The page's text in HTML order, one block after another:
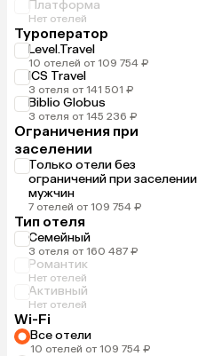
Платформа
Нет отелей
Туроператор
Level.Travel
10 отелей от 109 754 ₽
ICS Travel
3 отеля от 141 501 ₽
Biblio Globus
3 отеля от 145 236 ₽
Ограничения при
заселении
Только отели без
ограничений при заселении
мужчин
7 отелей от 109 754 ₽
Тип отеля
Семейный
3 отеля от 160 487 ₽
Романтик
Нет отелей
Активный
Нет отелей
Wi-Fi
Все отели
10 отелей от 109 754 ₽